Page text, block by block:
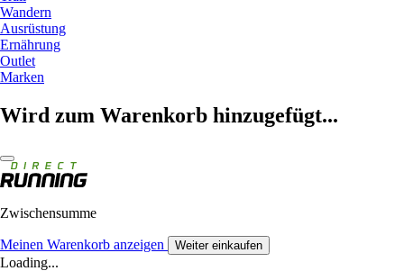
Wandern
Ausrüstung
Ernährung
Outlet
Marken
Wird zum Warenkorb hinzugefügt...
Zwischensumme
Meinen Warenkorb anzeigen Weiter einkaufen
Loading...